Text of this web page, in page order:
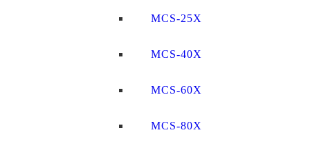
MCS-25X
MCS-40X
MCS-60X
MCS-80X